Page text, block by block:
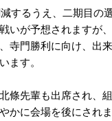
するうえ、二期目の
いが予想されますが
寺門勝利に向け、出
ます。
條先輩も出席され、
かに会場を後にされ